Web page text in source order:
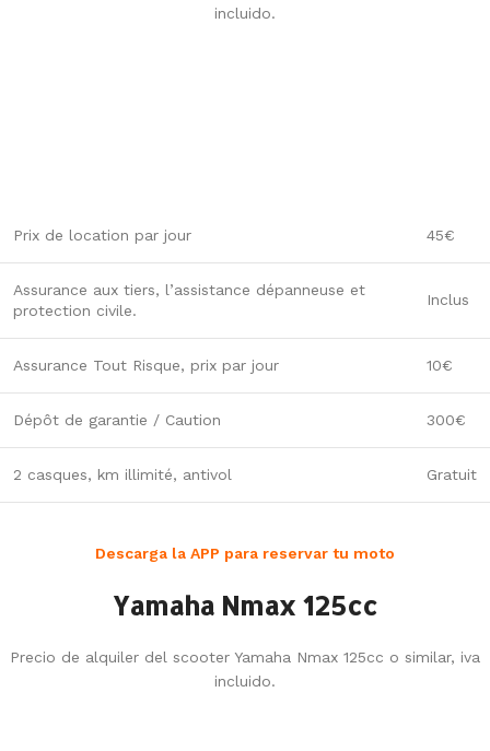
incluido.
Prix de location par jour 45€
Assurance aux tiers, l’assistance dépanneuse et
protection civile.
Inclus
Assurance Tout Risque, prix par jour 10€
Dépôt de garantie / Caution 300€
2 casques, km illimité, antivol Gratuit
Descarga la APP para reservar tu moto
Yamaha Nmax 125cc
Precio de alquiler del scooter Yamaha Nmax 125cc o similar, iva
incluido.